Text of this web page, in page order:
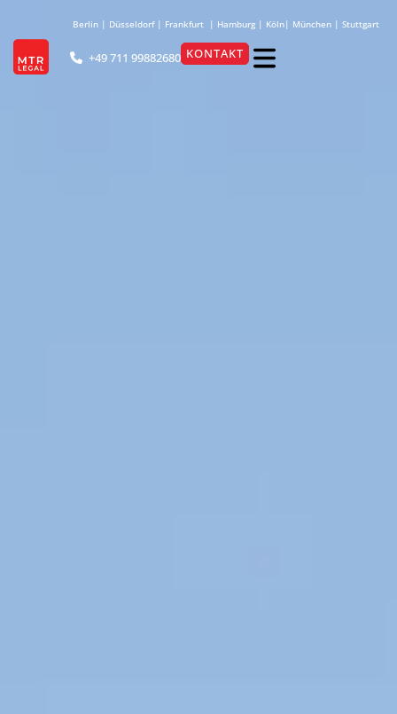
Berlin | Düsseldorf| Frankfurt | Hamburg | Köln| München | Stuttgart
+49 711 99882680 KONTAKT